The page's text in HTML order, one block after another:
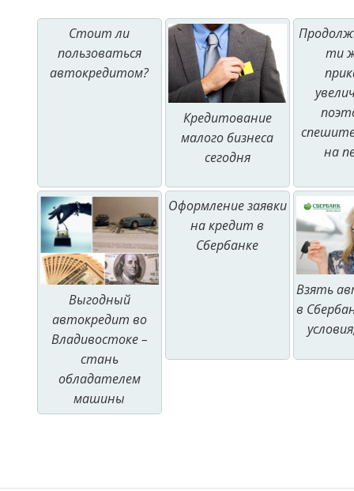
Стоит ли
пользоваться
автокредитом?
Кредитование
малого бизнеса
сегодня
ти
на
Выгодный
автокредит во
Владивостоке –
стань
обладателем
машины
Оформление заявки
на кредит в
Сбербанке
Взять
в